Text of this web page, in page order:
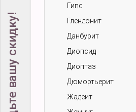
Гипс
Глендонит
Данбурит
Диопсид
Диоптаз
Дюмортьерит
Жадеит